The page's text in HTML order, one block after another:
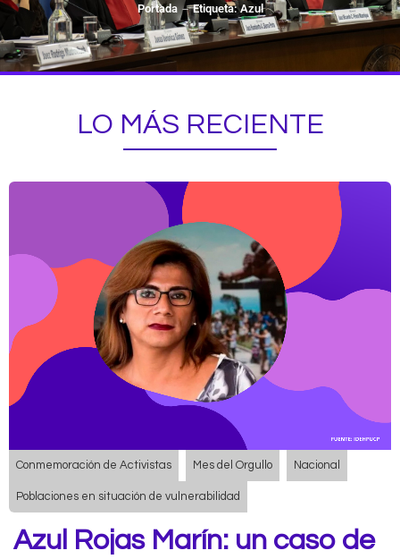
Portada Etiqueta: Azul
LO MÁS RECIENTE
Conmemoración de Activistas Mes del Orgullo Nacional
Poblaciones en situación de vulnerabilidad
Azul Rojas Marín: un caso de